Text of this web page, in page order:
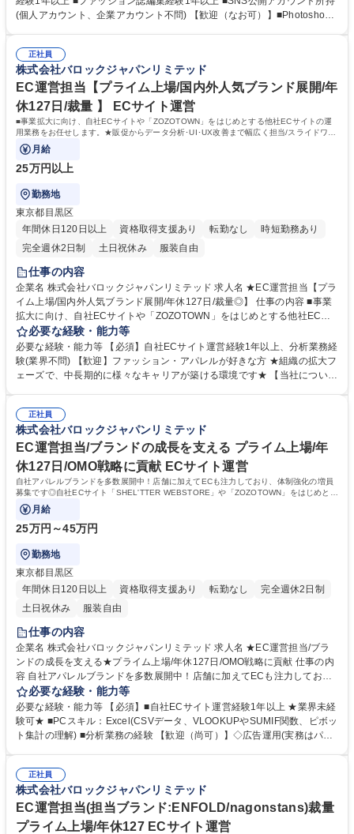
アンケート作成） ■取材対応、メディアとのコミュニケーション ■PR戦略
上場
(個人アカウント、企業アカウント不問) 【歓迎（なお可）】■Photosho
に340店舗、中国、アメリカを含めて海外に163店舗、計17ブランドを国
内外で展開する東証上場/グローバルSPAです。安定した経営基盤のもと、
SNSを中心としたOMO戦略等も積極的に進め、更なる拡大を目指してい
ます。 学歴・資格 学歴：大学院 大学 高専 短大 専修学校 高校 語学力：
資格：
正社員
株式会社バロックジャパンリミテッド
EC運営担当【プライム上場/国内外人気ブランド展開/年
休127日/裁量 】 ECサイト運営
■事業拡大に向け、自社ECサイトや「ZOZOTOWN」をはじめとする他社ECサイトの運
用業務をお任せします。★販促からデータ分析･UI･UX改善まで幅広く担当/スライドワー
ク･リモートワーク(相談可)有/福利厚生充実★
月給
25万円以上
勤務地
東京都目黒区
年間休日120日以上
資格取得支援あり 転勤なし
時短勤務あり
完全週休2日制
土日祝休み 服装自由
仕事の内容
企業名 株式会社バロックジャパンリミテッド 求人名 ★EC運営担当【プラ
イム上場/国内外人気ブランド展開/年休127日/裁量◎】 仕事の内容 ■事業
拡大に向け、自社ECサイトや「ZOZOTOWN」をはじめとする他社ECサ
イトの運用業務をお任せします。★販促からデータ分析･UI･UX改善まで
幅広く担当/スライドワーク･リモートワーク(相談可)有/福利厚生充実★ 自
社ECサイト「SHEL'TTER WEBSTORE」や「ZOZOTOWN」をはじめと
する他社ECサイトの運用に関わる業務をお任せします。 【具体的には】
案･実行、バナーやLP作成または依頼･画像編集、GA4やクラリティを使用
したサイトコンテンツのデータ分析、メルマガ･LINE配信など 募集職種 ★
EC運営担当【プライム上場/国内外人気ブランド展開/年休127日/裁量◎】
必要な経験・能力等
必要な経験・能力等 【必須】自社ECサイト運営経験1年以上、分析業務経
験(業界不問) 【歓迎】ファッション・アパレルが好きな方 ★組織の拡大フ
ェーズで、中長期的に様々なキャリアが築ける環境です★ 【当社につい
進め更なる拡大を目指しています。 【環境】月残業20時間程・年間休日1
27日でプライベートとメリハリつけて働きやすい環境。スライドワーク制
度やリモートワーク制度を導入し、自己啓発支援や社員割引など福利厚生
も充実しています。 学歴・資格 学歴：大学院 大学 高専 短大 専修学校 高
校 語学力： 資格：
正社員
株式会社バロックジャパンリミテッド
EC運営担当/ブランドの成長を支える プライム上場/年
休127日/OMO戦略に貢献 ECサイト運営
自社アパレルブランドを多数展開中！店舗に加えてECも注力しており、体制強化の増員
募集です◎自社ECサイト「SHEL'TTER WEBSTORE」や「ZOZOTOWN」をはじめとす
る他社ECサイトの運用に関わる業務をお任せします
月給
25万円～45万円
勤務地
東京都目黒区
年間休日120日以上
資格取得支援あり 転勤なし
完全週休2日制
土日祝休み
服装自由
仕事の内容
企業名 株式会社バロックジャパンリミテッド 求人名 ★EC運営担当/ブラ
ンドの成長を支える★プライム上場/年休127日/OMO戦略に貢献 仕事の内
容 自社アパレルブランドを多数展開中！店舗に加えてECも注力してお
り、体制強化の増員募集です◎自社ECサイト「SHEL'TTER WEBSTOR
E」や「ZOZOTOWN」をはじめとする他社ECサイトの運用に関わる業務
をお任せします 【具体的には】■売上予算立案進捗管理 ■売上分析、商品
分析 ■販促、販売計画立案、実行 ■担当ブランドの発注業務、EC限定商材
析 ■メルマガ、LINE配信、アプリのプッシュ通知 ■商品登録管理、更新 ■
商品撮影進行(スケジュール管理や画像セレクト等) ■在庫管理 など 募集職
種 ★EC運営担当/ブランドの成長を支える★プライム上場/年休127日/OM
O戦略に貢献
必要な経験・能力等
必要な経験・能力等 【必須】■自社ECサイト運営経験1年以上 ★業界未経
験可★ ■PCスキル：Excel(CSVデータ、VLOOKUPやSUMIF関数、ピボッ
ト集計の理解) ■分析業務の経験 【歓迎（尚可）】◇広告運用(実務はパー
TYLEMIXER、rienda、ENFOLD/nagonstans 、MOUSSY、AZUL BY MO
USSY 等 学歴・資格 学歴：大学院 大学 高専 短大 専修学校 高校 語学力：
資格：
正社員
株式会社バロックジャパンリミテッド
EC運営担当(担当ブランド:ENFOLD/nagonstans)裁量
プライム上場/年休127 ECサイト運営